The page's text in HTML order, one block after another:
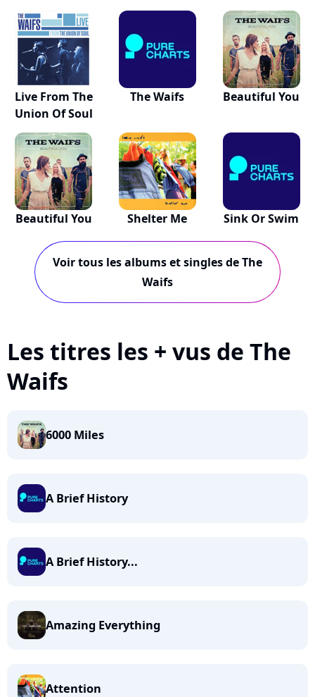
Live From The
Union Of Soul
The Waifs Beautiful You
Beautiful You Shelter Me Sink Or Swim
Voir tous les albums et singles de The
Waifs
Les titres les + vus de The
Waifs
6000 Miles
A Brief History
A Brief History...
Amazing Everything
Attention